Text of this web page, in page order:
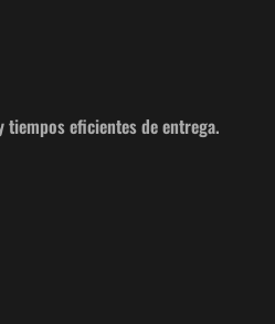
eficientes de entrega.